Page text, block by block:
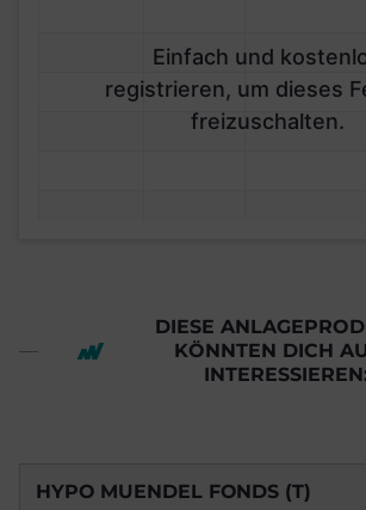
Einfach und
registrieren, um dieses
freizuschalten.
DIESE
KÖNNTEN DICH
HYPO MUENDEL FONDS (T)